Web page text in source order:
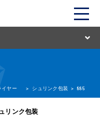
イヤー > シュリンク包装 > 885
リンク包装